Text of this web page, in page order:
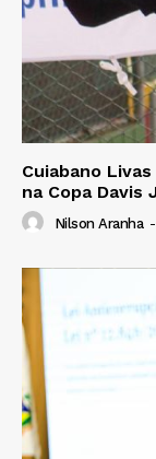
Cuiabano
na Copa Davis
Nilson Aranha -